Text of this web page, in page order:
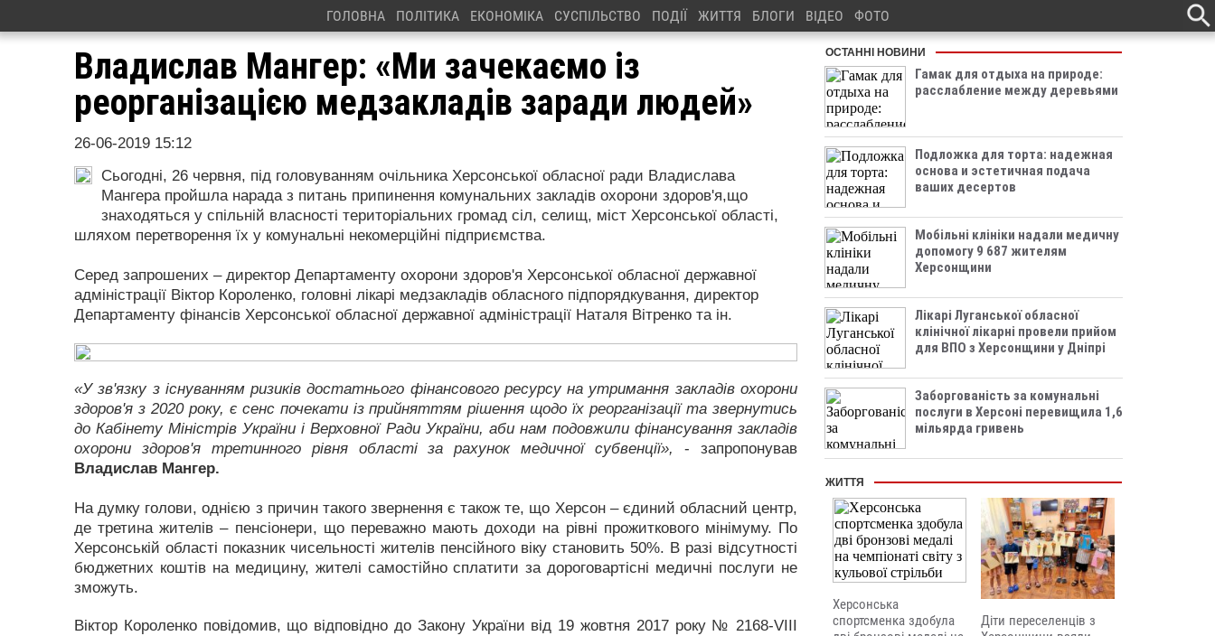
ГОЛОВНА ПОЛІТИКА ЕКОНОМІКА СУСПІЛЬСТВО ПОДІЇ ЖИТТЯ БЛОГИ ВІДЕО ФОТО
Владислав Мангер: «Ми зачекаємо із
реорганізацією медзакладів заради людей»
26-06-2019 15:12
Сьогодні, 26 червня, під головуванням очільника Херсонської обласної ради Владислава
Мангера пройшла нарада з питань припинення комунальних закладів охорони здоров'я,що
знаходяться у спільній власності територіальних громад сіл, селищ, міст Херсонської області,
шляхом перетворення їх у комунальні некомерційні підприємства.
Серед запрошених – директор Департаменту охорони здоров'я Херсонської обласної державної
адміністрації Віктор Короленко, головні лікарі медзакладів обласного підпорядкування, директор
Департаменту фінансів Херсонської обласної державної адміністрації Наталя Вітренко та ін.
«У зв'язку з існуванням ризиків достатнього фінансового ресурсу на утримання закладів охорони
здоров'я з 2020 року, є сенс почекати із прийняттям рішення щодо їх реорганізації та звернутись
до Кабінету Міністрів України і Верховної Ради України, аби нам подовжили фінансування закладів
охорони здоров'я третинного рівня області за рахунок медичної субвенції»,
- запропонував
Владислав Мангер.
На думку голови, однією з причин такого звернення є також те, що Херсон – єдиний обласний центр,
де третина жителів – пенсіонери, що переважно мають доходи на рівні прожиткового мінімуму. По
Херсонській області показник чисельності жителів пенсійного віку становить 50%. В разі відсутності
бюджетних коштів на медицину, жителі самостійно сплатити за дороговартісні медичні послуги не
зможуть.
Віктор Короленко повідомив, що відповідно до Закону України від 19 жовтня 2017 року № 2168-VIIІ
ОСТАННІ НОВИНИ
Гамак для отдыха на природе:
расслабление между деревьями
Подложка для торта: надежная
основа и эстетичная подача
ваших десертов
Мобільні клініки надали медичну
допомогу 9 687 жителям
Херсонщини
Лікарі Луганської обласної
клінічної лікарні провели прийом
для ВПО з Херсонщини у Дніпрі
Заборгованість за комунальні
послуги в Херсоні перевищила 1,6
мільярда гривень
ЖИТТЯ
Херсонська
спортсменка здобула
Діти переселенців з